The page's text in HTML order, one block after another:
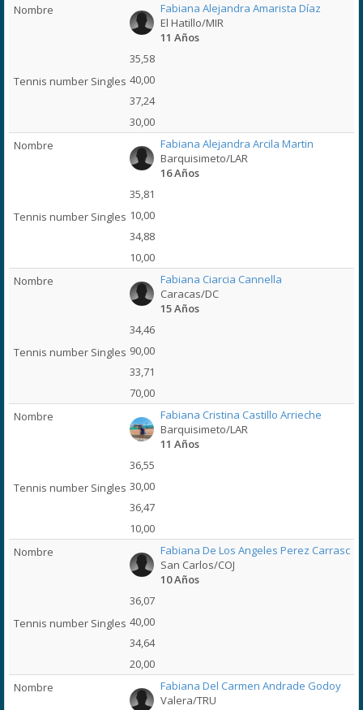
Fabiana Alejandra Amarista Díaz
El Hatillo/MIR
11 Años
35,58
40,00
37,24
30,00
Fabiana Alejandra Arcila Martin
Barquisimeto/LAR
16 Años
35,81
10,00
34,88
10,00
Fabiana Ciarcia Cannella
Caracas/DC
15 Años
34,46
90,00
33,71
70,00
Fabiana Cristina Castillo Arrieche
Barquisimeto/LAR
11 Años
36,55
30,00
36,47
10,00
Fabiana De Los Angeles Perez Carrasco
San Carlos/COJ
10 Años
36,07
40,00
34,64
20,00
Fabiana Del Carmen Andrade Godoy
Valera/TRU